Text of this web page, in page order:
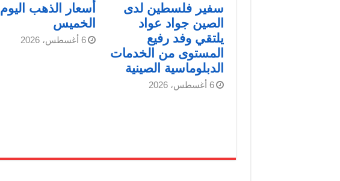
سفير فلسطين لدى
الصين جواد عواد
يلتقي وفد رفيع
المستوى من الخدمات
الدبلوماسية الصينية
6 أغسطس، 2026
أسعار الذهب اليوم
الخميس
6 أغسطس، 2026